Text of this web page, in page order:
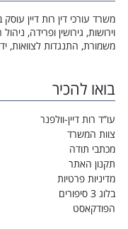
משרד עורכי דין רות דיין
וירושות, גירושין ופרידה,
משמורת, התנגדות לצוואות,
בואו להכיר
עו”ד רות דיין-וולפנר
צוות המשרד
מכתבי תודה
תקנון האתר
מדיניות פרטיות
בלוג 3 סיפורים
הפודקאסט